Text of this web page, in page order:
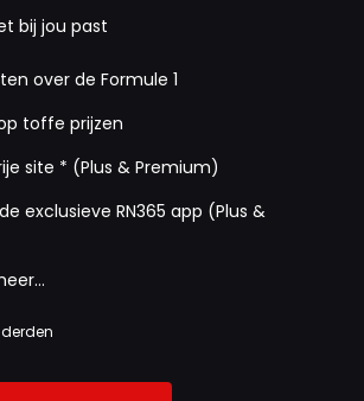
bij jou past
over de Formule 1
toffe prijzen
site * (Plus & Premium)
exclusieve RN365 app (Plus &